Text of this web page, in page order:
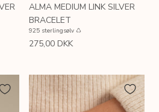
ALMA MEDIUM LINK SILVER
BRACELET
925 sterlingsølv ♺
275,00 DKK